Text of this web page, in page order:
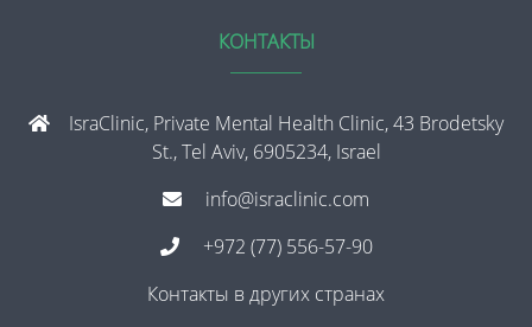
КОНТАКТЫ
IsraClinic, Private Mental Health Clinic, 43 Brodetsky
St., Tel Aviv, 6905234, Israel
info@israclinic.com
+972 (77) 556-57-90
Контакты в других странах